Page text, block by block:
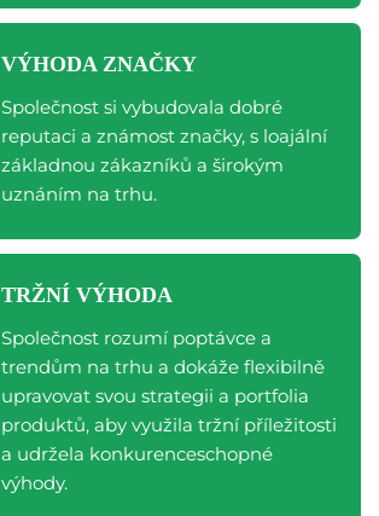
VÝHODA ZNAČKY
Společnost si vybudovala dobré
reputaci a známost značky, s loajální
základnou zákazníků a širokým
uznáním na trhu.
TRŽNÍ VÝHODA
Společnost rozumí poptávce a
trendům na trhu a dokáže flexibilně
upravovat svou strategii a portfolia
produktů, aby využila tržní příležitosti
a udržela konkurenceschopné
výhody.